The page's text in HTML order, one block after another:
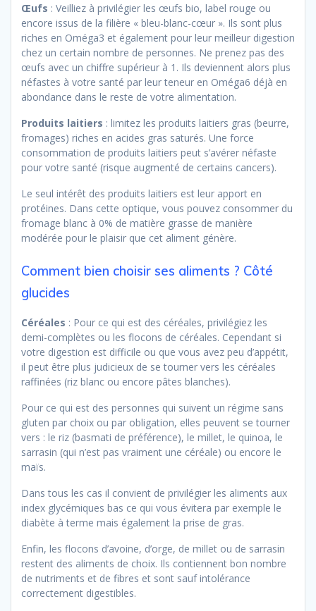
Œufs : Veilliez à privilégier les œufs bio, label rouge ou
encore issus de la filière « bleu-blanc-cœur ». Ils sont plus
riches en Oméga3 et également pour leur meilleur digestion
chez un certain nombre de personnes. Ne prenez pas des
œufs avec un chiffre supérieur à 1. Ils deviennent alors plus
néfastes à votre santé par leur teneur en Oméga6 déjà en
abondance dans le reste de votre alimentation.
Produits laitiers : limitez les produits laitiers gras (beurre,
fromages) riches en acides gras saturés. Une force
consommation de produits laitiers peut s’avérer néfaste
pour votre santé (risque augmenté de certains cancers).
Le seul intérêt des produits laitiers est leur apport en
protéines. Dans cette optique, vous pouvez consommer du
fromage blanc à 0% de matière grasse de manière
modérée pour le plaisir que cet aliment génère.
Comment bien choisir ses aliments ? Côté
glucides
Céréales : Pour ce qui est des céréales, privilégiez les
demi-complètes ou les flocons de céréales. Cependant si
votre digestion est difficile ou que vous avez peu d’appétit,
il peut être plus judicieux de se tourner vers les céréales
raffinées (riz blanc ou encore pâtes blanches).
Pour ce qui est des personnes qui suivent un régime sans
gluten par choix ou par obligation, elles peuvent se tourner
vers : le riz (basmati de préférence), le millet, le quinoa, le
sarrasin (qui n’est pas vraiment une céréale) ou encore le
maïs.
Dans tous les cas il convient de privilégier les aliments aux
index glycémiques bas ce qui vous évitera par exemple le
diabète à terme mais également la prise de gras.
Enfin, les flocons d’avoine, d’orge, de millet ou de sarrasin
restent des aliments de choix. Ils contiennent bon nombre
de nutriments et de fibres et sont sauf intolérance
correctement digestibles.